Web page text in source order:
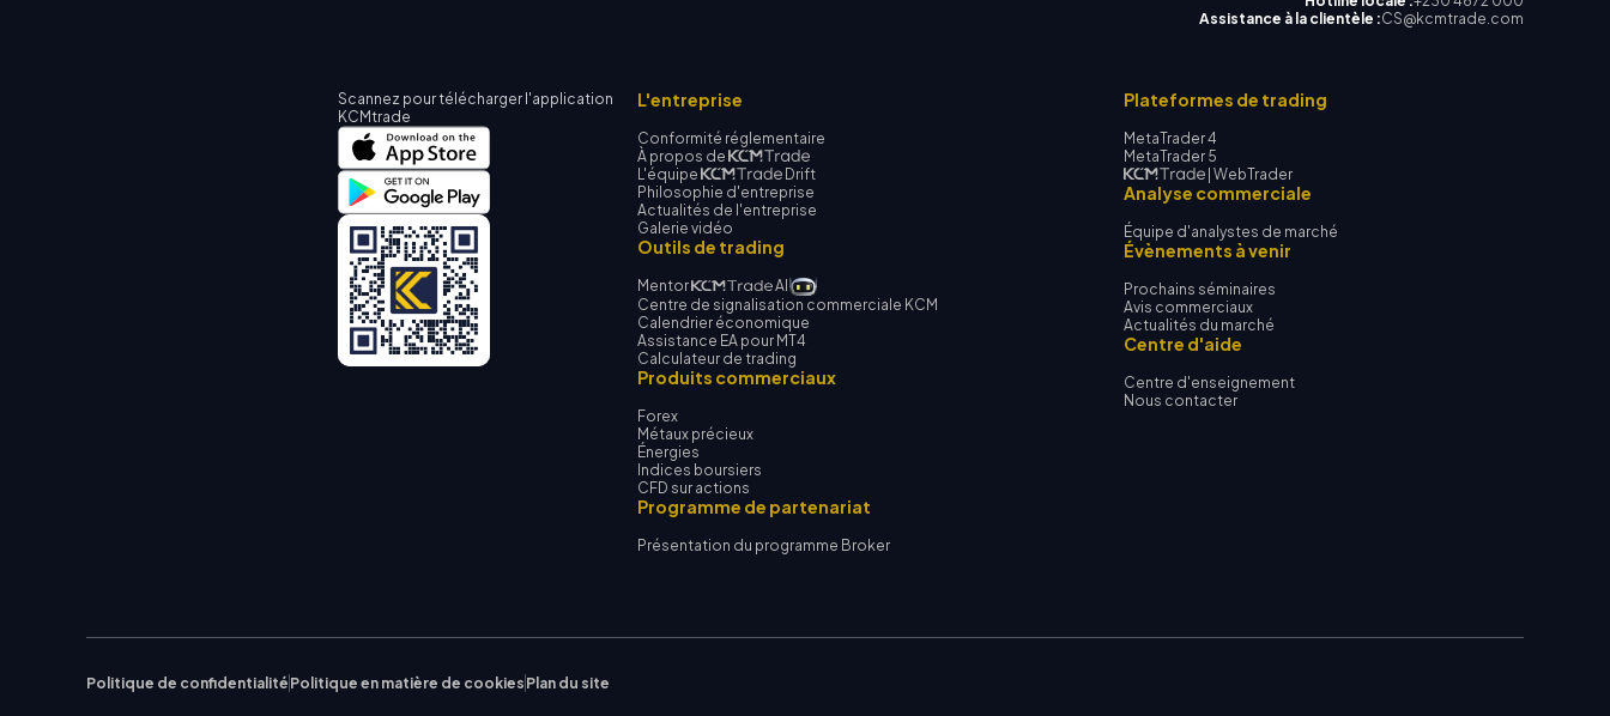
Assistance à la clientèle :CS@kcmtrade.com
Scannez pour télécharger l'application
KCMtrade
L'entreprise
Conformité réglementaire
À propos de
L'équipe
Drift
Philosophie d'entreprise
Actualités de l'entreprise
Galerie vidéo
Outils de trading
Mentor
AI
Centre de signalisation commerciale KCM
Calendrier économique
Assistance EA pour MT4
Calculateur de trading
Produits commerciaux
Forex
Métaux précieux
Énergies
Indices boursiers
CFD sur actions
Programme de partenariat
Présentation du programme Broker
Plateformes de trading
MetaTrader 4
MetaTrader 5
| WebTrader
Analyse commerciale
Équipe d'analystes de marché
Évènements à venir
Prochains séminaires
Avis commerciaux
Actualités du marché
Centre d'aide
Centre d'enseignement
Nous contacter
Politique de confidentialité Politique en matière de cookies Plan du site